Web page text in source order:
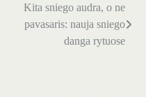
Kita sniego audra, o ne
pavasaris: nauja sniego
danga rytuose